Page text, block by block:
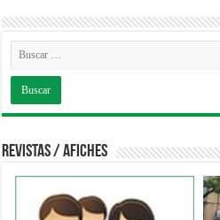
Revistas / Afiches